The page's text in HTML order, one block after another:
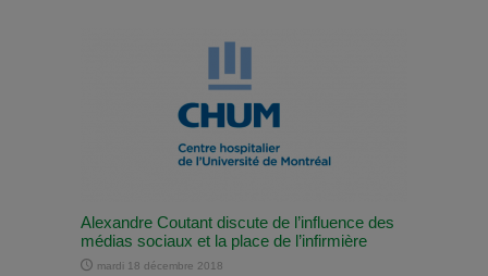
Alexandre Coutant discute de l’influence des
médias sociaux et la place de l’infirmière
mardi 18 décembre 2018